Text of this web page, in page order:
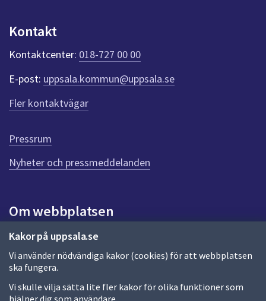
Kakor på uppsala.se
Vi använder nödvändiga kakor (cookies) för att webbplatsen
ska fungera.
Vi skulle vilja sätta lite fler kakor för olika funktioner som
hjälper dig som användare.
k
t
e
r
f
ö
r
e
n
n
a
d
a
Kontakt
Kontaktcenter: 018-727 00 00
E-post: uppsala.kommun@uppsala.se
Fler kontaktvägar
Pressrum
Nyheter och pressmeddelanden
Om webbplatsen
Om webbplatsen
Allmänna handlingar och diarium
Behandling av personuppgifter